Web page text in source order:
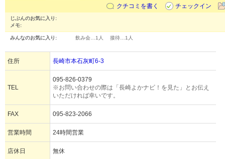
クチコミを書く
チェックイン
じぶんのお気に入り:
メモ:
みんなのお気に入り: 飲み会… 1人 接待… 1人
住所 長崎市本石灰町6-3
TEL
095-826-0379
※お問い合わせの際は「長崎よかナビ！を見た」とお伝え
いただければ幸いです。
FAX 095-823-2066
営業時間 24時間営業
店休日 無休